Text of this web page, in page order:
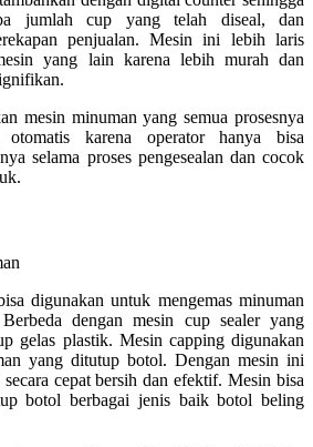
jumlah cup yang telah diseal, dan
penjualan. Mesin ini lebih laris
yang lain karena lebih murah dan
mesin minuman yang semua prosesnya
karena operator hanya bisa
selama proses pengesealan dan cocok
digunakan untuk mengemas minuman
dengan mesin cup sealer yang
gelas plastik. Mesin capping digunakan
yang ditutup botol. Dengan mesin ini
secara cepat bersih dan efektif. Mesin bisa
botol berbagai jenis baik botol beling